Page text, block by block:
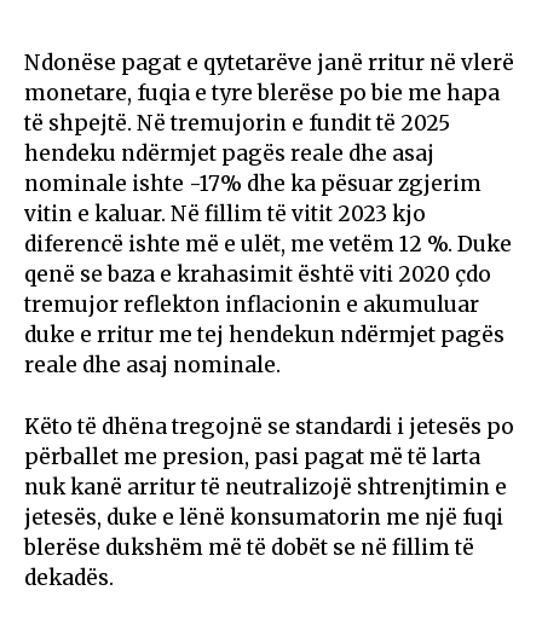
Ndonëse pagat e qytetarëve janë rritur në vlerë
monetare, fuqia e tyre blerëse po bie me hapa
të shpejtë. Në tremujorin e fundit të 2025
hendeku ndërmjet pagës reale dhe asaj
nominale ishte -17% dhe ka pësuar zgjerim
vitin e kaluar. Në fillim të vitit 2023 kjo
diferencë ishte më e ulët, me vetëm 12 %. Duke
qenë se baza e krahasimit është viti 2020 çdo
tremujor reflekton inflacionin e akumuluar
duke e rritur me tej hendekun ndërmjet pagës
reale dhe asaj nominale.
Këto të dhëna tregojnë se standardi i jetesës po
përballet me presion, pasi pagat më të larta
nuk kanë arritur të neutralizojë shtrenjtimin e
jetesës, duke e lënë konsumatorin me një fuqi
blerëse dukshëm më të dobët se në fillim të
dekadës.